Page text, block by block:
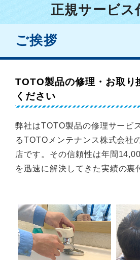
正規サービス
ご挨拶
TOTO製品の修理・お取り
ください
弊社はTOTO製品の修理サービ
るTOTOメンテナンス株式会社
店です。その信頼性は年間
を迅速に解決してきた実績の裏